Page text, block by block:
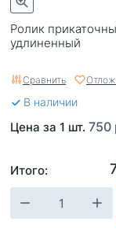
Ролик
удлиненный
Сравнить
В наличии
Цена за 1 шт. 750
Итого: